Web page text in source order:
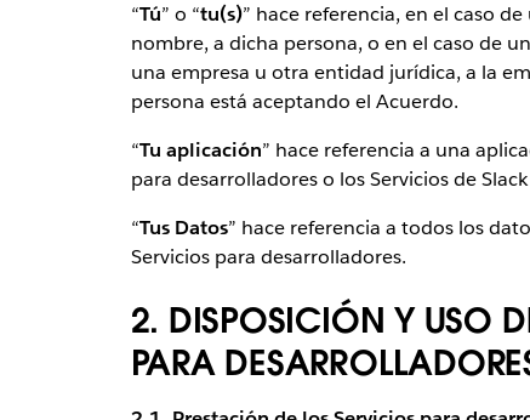
“Tú” o “tu(s)” hace referencia, en el caso
nombre, a dicha persona, o en el caso de
una empresa u otra entidad jurídica, a la
persona está aceptando el Acuerdo.
“Tu aplicación” hace referencia a una
para desarrolladores o los Servicios de
“Tus Datos” hace referencia a todos los
Servicios para desarrolladores.
2. DISPOSICIÓN Y USO
PARA